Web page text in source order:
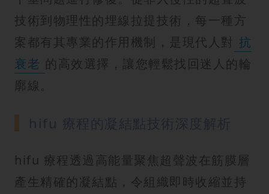
技術到物理性的埋線拉提技術，每一種方
案都有其專業的作用機制，是現代人對 抗
衰老 的高效選擇，讓您輕鬆找回迷人的輪
廓線。
hifu 療程透過高能量聚焦超聲波在筋膜層
產生精確的凝結點，令組織即時收縮並持